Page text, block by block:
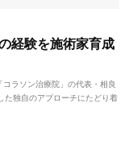
経験を施術家育成
ラソン治療院」の代表・相良
た独自のアプローチにたどり着